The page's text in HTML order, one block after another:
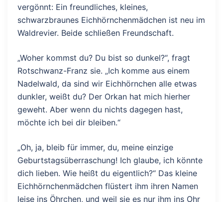
vergönnt: Ein freundliches, kleines,
schwarzbraunes Eichhörnchenmädchen ist neu im
Waldrevier. Beide schließen Freundschaft.
„Woher kommst du? Du bist so dunkel?“, fragt
Rotschwanz-Franz sie. „Ich komme aus einem
Nadelwald, da sind wir Eichhörnchen alle etwas
dunkler, weißt du? Der Orkan hat mich hierher
geweht. Aber wenn du nichts dagegen hast,
möchte ich bei dir bleiben.“
„Oh, ja, bleib für immer, du, meine einzige
Geburtstagsüberraschung! Ich glaube, ich könnte
dich lieben. Wie heißt du eigentlich?“ Das kleine
Eichhörnchenmädchen flüstert ihm ihren Namen
leise ins Öhrchen, und weil sie es nur ihm ins Ohr